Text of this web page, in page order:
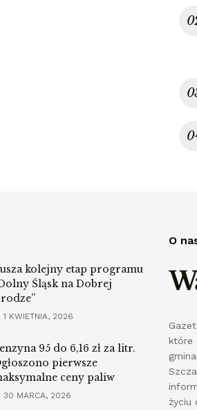
kolejny etap programu
Śląsk na Dobrej
1 KWIETNIA, 2026
95 do 6,16 zł za litr.
pierwsze
ceny paliw
30 MARCA, 2026
O
które
życiu